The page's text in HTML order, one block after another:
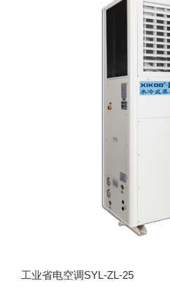
工业省电空调SYL-ZL-25